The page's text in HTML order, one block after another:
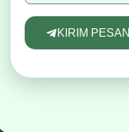
KIRIM PESAN